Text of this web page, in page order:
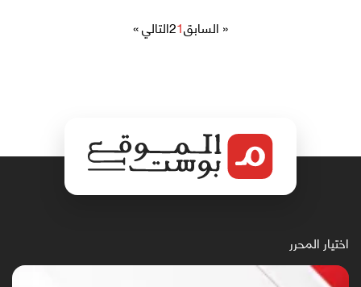
« السابق1
2التالي »
اختيار المحرر